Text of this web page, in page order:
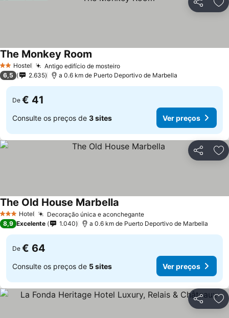
Partilhar
2 Estrelas
Hostel Antigo edifício de mosteiro
The Monkey Room
6,5 2.635 a 0.6 km de Puerto Deportivo de Marbella
De € 41
Consulte os preços de 3 sites Ver preços
Partilhar
3 EstrelasHotel Decoração única e aconchegante
The Old House Marbella
8,9 Excelente 1.040 a 0.6 km de Puerto Deportivo de Marbella
De € 64
Consulte os preços de 5 sites Ver preços
Partilhar